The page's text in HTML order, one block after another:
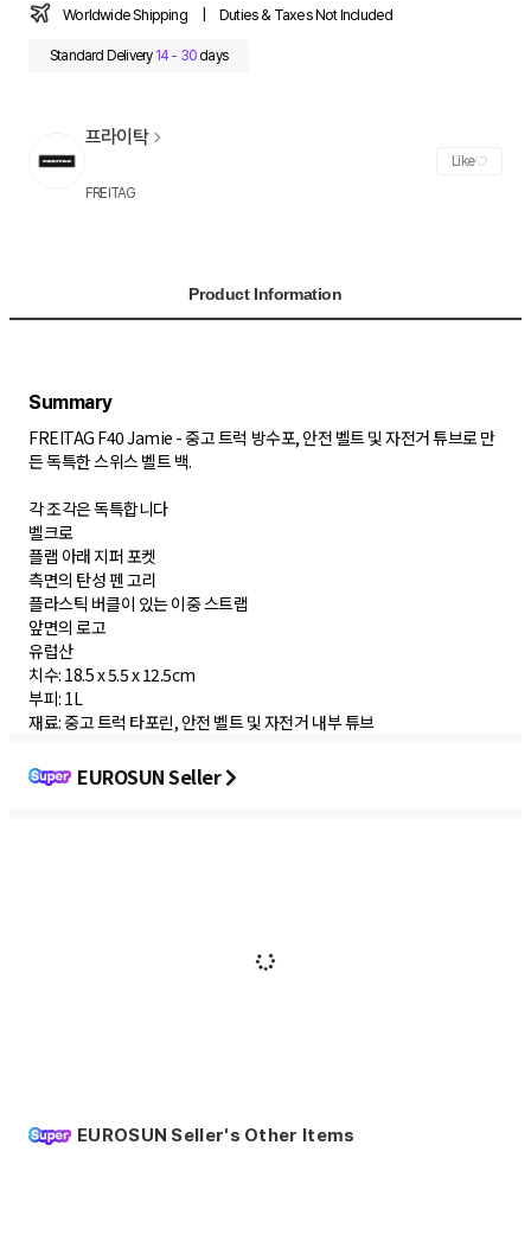
Worldwide Shipping Duties & Taxes Not Included
Standard Delivery 14 - 30 days
프라이탁
FREITAG
Like
Product Information
Summary
FREITAG F40 Jamie - 중고 트럭 방수포, 안전 벨트 및 자전거 튜브로 만
든 독특한 스위스 벨트 백.
각 조각은 독특합니다
벨크로
플랩 아래 지퍼 포켓
측면의 탄성 펜 고리
플라스틱 버클이 있는 이중 스트랩
앞면의 로고
유럽산
치수: 18.5 x 5.5 x 12.5cm
부피: 1L
재료: 중고 트럭 타포린, 안전 벨트 및 자전거 내부 튜브
EUROSUN Seller
EUROSUN Seller's Other Items